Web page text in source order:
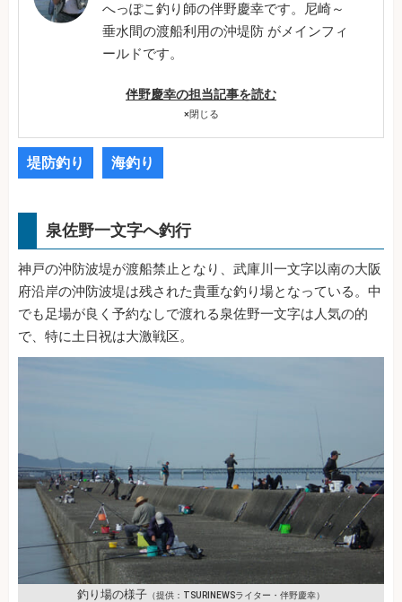
へっぽこ釣り師の伴野慶幸です。尼崎～
垂水間の渡船利用の沖堤防 がメインフィ
ールドです。
伴野慶幸の担当記事を読む
×閉じる
堤防釣り 海釣り
泉佐野一文字へ釣行
神戸の沖防波堤が渡船禁止となり、武庫川一文字以南の大阪
府沿岸の沖防波堤は残された貴重な釣り場となっている。中
でも足場が良く予約なしで渡れる泉佐野一文字は人気の的
で、特に土日祝は大激戦区。
釣り場の様子 （提供：TSURINEWSライター・伴野慶幸）